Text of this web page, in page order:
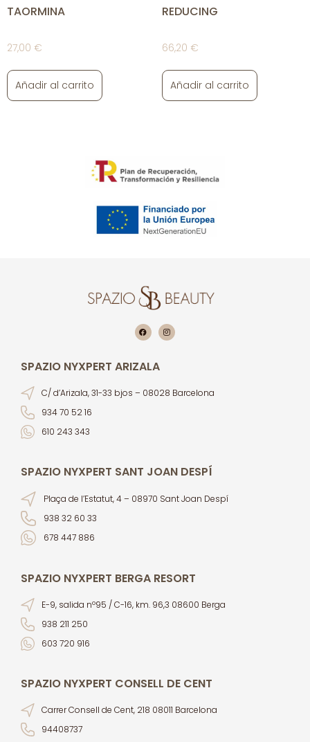
TAORMINA
27,00 €
Añadir al carrito
REDUCING
66,20 €
Añadir al carrito
SPAZIO NYXPERT ARIZALA
C/ d’Arizala, 31-33 bjos – 08028 Barcelona
934 70 52 16
610 243 343
SPAZIO NYXPERT SANT JOAN DESPÍ
Plaça de l’Estatut, 4 – 08970 Sant Joan Despí
938 32 60 33
678 447 886
SPAZIO NYXPERT BERGA RESORT
E-9, salida nº95 / C-16, km. 96,3 08600 Berga
938 211 250
603 720 916
SPAZIO NYXPERT CONSELL DE CENT
Carrer Consell de Cent, 218 08011 Barcelona
94408737